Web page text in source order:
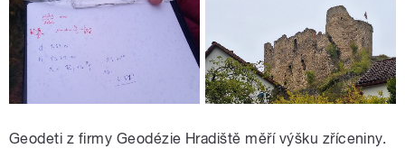
Geodeti z firmy Geodézie Hradiště měří výšku zříceniny.